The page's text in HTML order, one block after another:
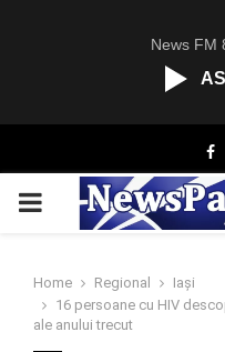
News FM
PRIMARY
Home Regional
Iași
16 persoane cu HIV
ale anului trecut